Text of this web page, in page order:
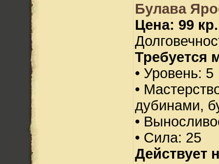
Булава
Цена: 99 кр.
Требуется
• Уровень: 5
•
дубинами,
•
• Сила: 25
Действует